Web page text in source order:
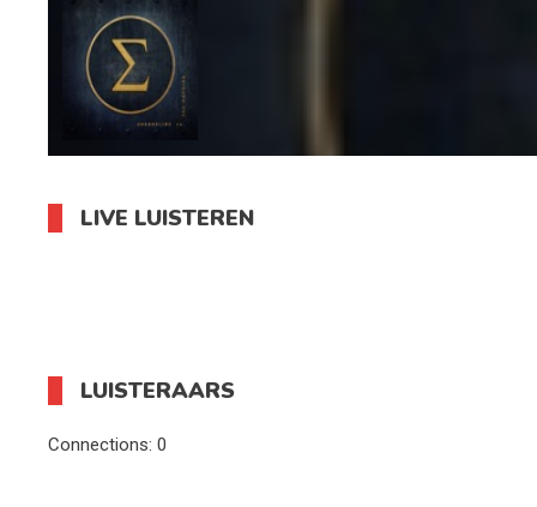
LIVE LUISTEREN
LUISTERAARS
Connections: 0